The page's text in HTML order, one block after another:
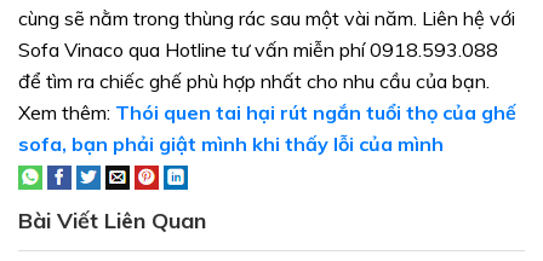
cùng sẽ nằm trong thùng rác sau một vài năm. Liên hệ với
Sofa Vinaco qua Hotline tư vấn miễn phí 0918.593.088
để tìm ra chiếc ghế phù hợp nhất cho nhu cầu của bạn.
Xem thêm: Thói quen tai hại rút ngắn tuổi thọ của ghế
sofa, bạn phải giật mình khi thấy lỗi của mình
Bài Viết Liên Quan